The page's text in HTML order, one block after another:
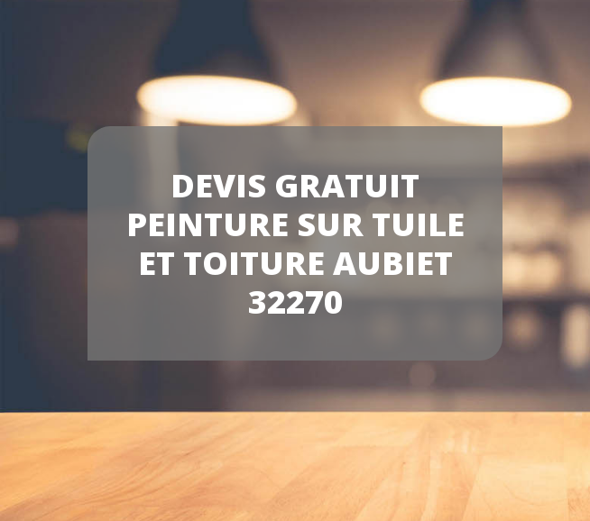
DEVIS GRATUIT
PEINTURE SUR TUILE
ET TOITURE AUBIET
32270